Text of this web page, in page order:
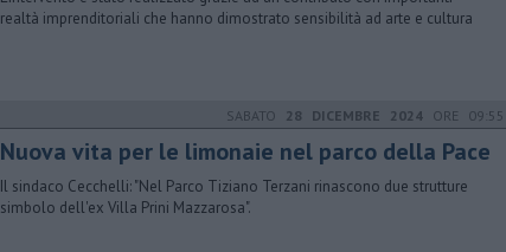
realtà imprenditoriali che hanno dimostrato sensibilità ad arte e cultura
SABATO 28 DICEMBRE 2024 ORE 09:55
Nuova vita per le limonaie nel parco della Pace
Il sindaco Cecchelli: "Nel Parco Tiziano Terzani rinascono due strutture
simbolo dell'ex Villa Prini Mazzarosa".